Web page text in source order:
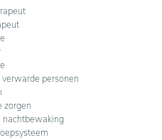
verwarde personen
zorgen
nachtbewaking